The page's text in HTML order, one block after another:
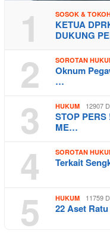
1 SOSOK &
KETUA
DUKUNG
2 SOROTAN
Oknum
…
3 HUKUM 12907
STOP
ME…
4 SOROTAN
Terkait
5 HUKUM 11759
22 Aset